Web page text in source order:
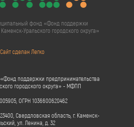
фонд «Фонд поддержки
Уральского городского округа»
Сайт сделан Легко
поддержки предпринимательства
городского округа» - МФПП
ОГРН 1036600620462
Свердловская область, г. Каменск-
ул. Ленина, д. 32